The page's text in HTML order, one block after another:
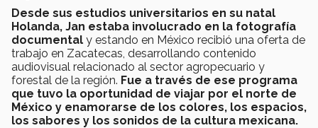
Desde sus estudios universitarios en su natal
Holanda, Jan estaba involucrado en la fotografía
documental y estando en México recibió una oferta de
trabajo en Zacatecas, desarrollando contenido
audiovisual relacionado al sector agropecuario y
forestal de la región. Fue a través de ese programa
que tuvo la oportunidad de viajar por el norte de
México y enamorarse de los colores, los espacios,
los sabores y los sonidos de la cultura mexicana.